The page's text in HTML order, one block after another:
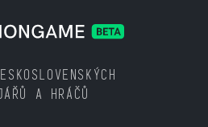
A HRÁČŮ